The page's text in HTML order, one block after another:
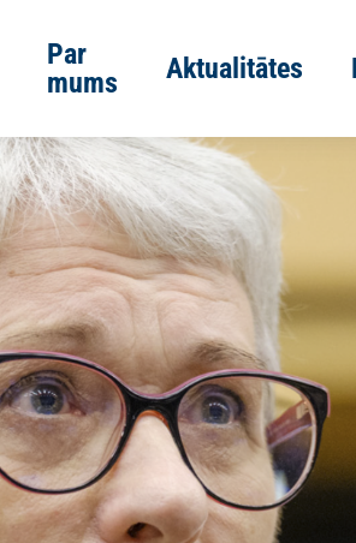
Par
mums
Aktualitātes